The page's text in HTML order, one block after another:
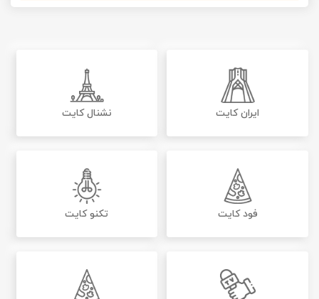
ایران کایت نشنال کایت
فود کایت تکنو کایت